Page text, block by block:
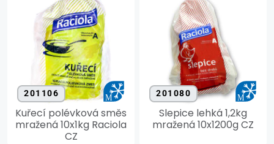
201106
Kuřecí polévková směs
mražená 10x1kg Raciola
CZ
201080
Slepice lehká 1,2kg
mražená 10x1200g CZ